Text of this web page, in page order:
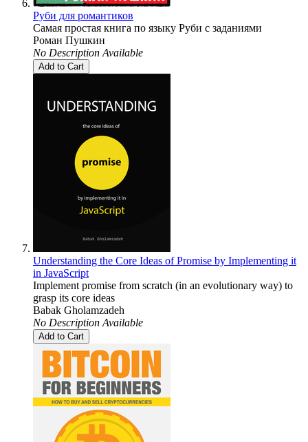
Руби для романтиков
Самая простая книга по языку Руби с заданиями
Роман Пушкин
No Description Available
Add to Cart
Understanding the Core Ideas of Promise by Implementing it
in JavaScript
Implement promise from scratch (in an evolutionary way) to
grasp its core ideas
Babak Gholamzadeh
No Description Available
Add to Cart